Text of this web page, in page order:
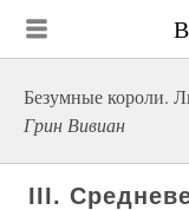
Безумные короли.
Грин Вивиан
III.